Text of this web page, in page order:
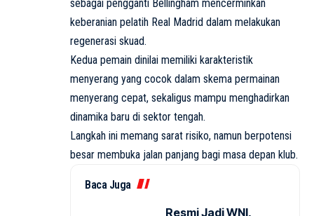
sebagai pengganti Bellingham mencerminkan
keberanian pelatih Real Madrid dalam melakukan
regenerasi skuad.
Kedua pemain dinilai memiliki karakteristik
menyerang yang cocok dalam skema permainan
menyerang cepat, sekaligus mampu menghadirkan
dinamika baru di sektor tengah.
Langkah ini memang sarat risiko, namun berpotensi
besar membuka jalan panjang bagi masa depan klub.
Baca Juga
Resmi Jadi WNI,